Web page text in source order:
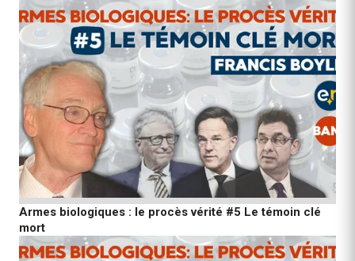
Armes biologiques : le procès vérité #5 Le témoin clé
mort